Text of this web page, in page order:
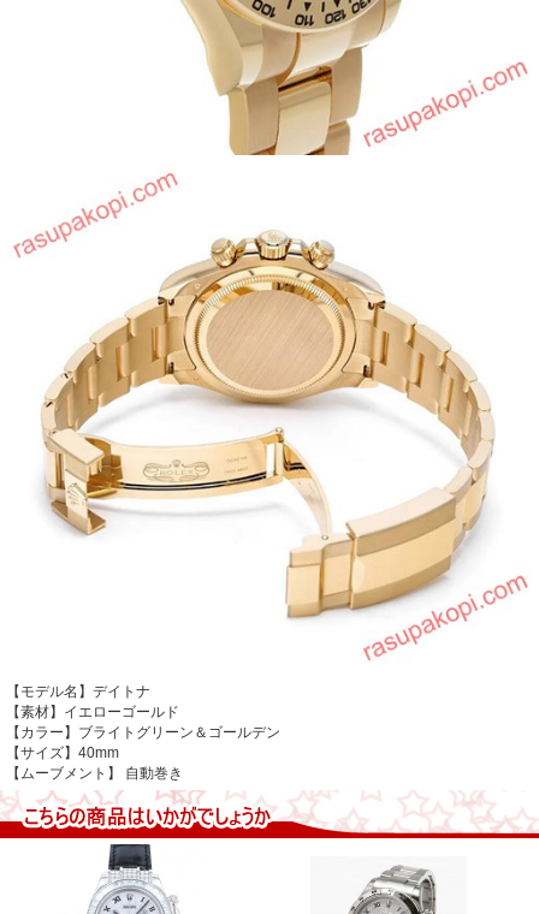
【モデル名】デイトナ
【素材】イエローゴールド
【カラー】ブライトグリーン＆ゴールデン
【サイズ】40mm
【ムーブメント】 自動巻き